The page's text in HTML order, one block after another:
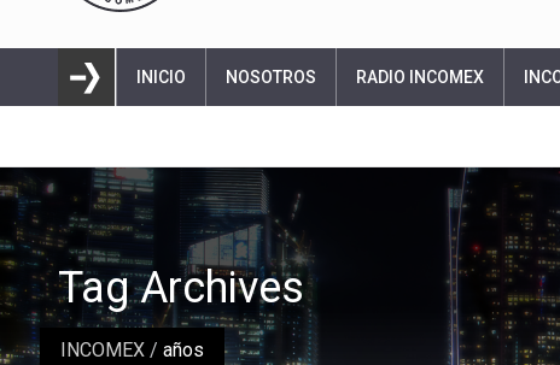
INICIO NOSOTROS RADIO INCOMEX
INCOMEX / años
Tag Archives